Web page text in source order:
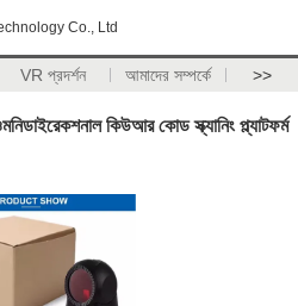
Co., Ltd
VR প্রদর্শন আমাদের সম্পর্কে >>
কিউআর কোড স্ক্যানিং প্ল্যাটফর্ম